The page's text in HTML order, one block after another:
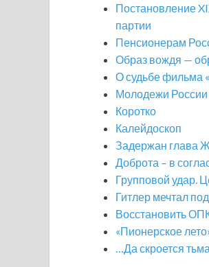
Постановление
партии
Пенсионерам
Образ вождя —
О судьбе фильма
Молодежи России
Коротко
Калейдоскоп
Задержан глава
Доброта – в
Групповой удар.
Гитлер мечтал
Восстановить
«Пионерское
…Да скроется